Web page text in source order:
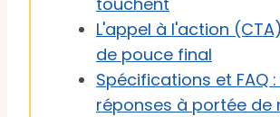
L'appel à l'action
de pouce final
Spécifications et FAQ
réponses à portée de